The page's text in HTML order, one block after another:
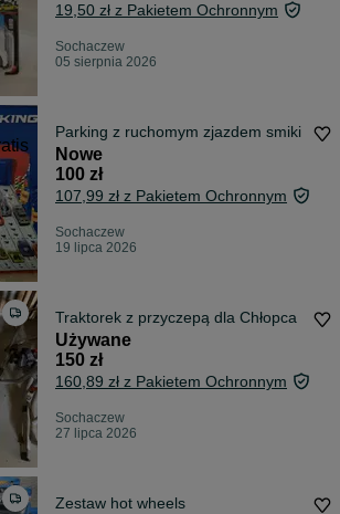
19,50 zł z Pakietem Ochronnym
Sochaczew
05 sierpnia 2026
Parking z ruchomym zjazdem smiki
Nowe
100 zł
107,99 zł z Pakietem Ochronnym
Sochaczew
19 lipca 2026
Traktorek z przyczepą dla Chłopca
Używane
150 zł
160,89 zł z Pakietem Ochronnym
Sochaczew
27 lipca 2026
Zestaw hot wheels